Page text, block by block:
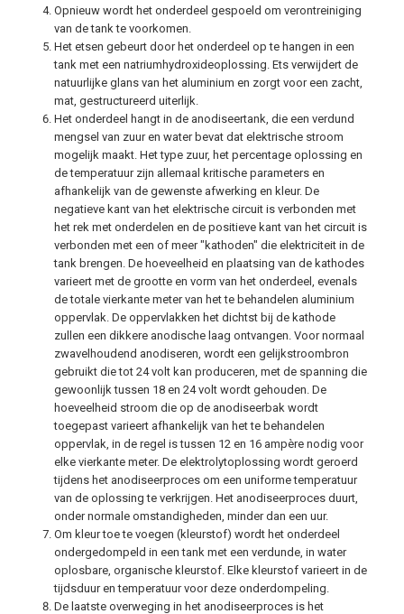
Opnieuw wordt het onderdeel gespoeld om verontreiniging
van de tank te voorkomen.
Het etsen gebeurt door het onderdeel op te hangen in een
tank met een natriumhydroxideoplossing. Ets verwijdert de
natuurlijke glans van het aluminium en zorgt voor een zacht,
mat, gestructureerd uiterlijk.
Het onderdeel hangt in de anodiseertank, die een verdund
mengsel van zuur en water bevat dat elektrische stroom
mogelijk maakt. Het type zuur, het percentage oplossing en
de temperatuur zijn allemaal kritische parameters en
afhankelijk van de gewenste afwerking en kleur. De
negatieve kant van het elektrische circuit is verbonden met
het rek met onderdelen en de positieve kant van het circuit is
verbonden met een of meer "kathoden" die elektriciteit in de
tank brengen. De hoeveelheid en plaatsing van de kathodes
varieert met de grootte en vorm van het onderdeel, evenals
de totale vierkante meter van het te behandelen aluminium
oppervlak. De oppervlakken het dichtst bij de kathode
zullen een dikkere anodische laag ontvangen. Voor normaal
zwavelhoudend anodiseren, wordt een gelijkstroombron
gebruikt die tot 24 volt kan produceren, met de spanning die
gewoonlijk tussen 18 en 24 volt wordt gehouden. De
hoeveelheid stroom die op de anodiseerbak wordt
toegepast varieert afhankelijk van het te behandelen
oppervlak, in de regel is tussen 12 en 16 ampère nodig voor
elke vierkante meter. De elektrolytoplossing wordt geroerd
tijdens het anodiseerproces om een uniforme temperatuur
van de oplossing te verkrijgen. Het anodiseerproces duurt,
onder normale omstandigheden, minder dan een uur.
Om kleur toe te voegen (kleurstof) wordt het onderdeel
ondergedompeld in een tank met een verdunde, in water
oplosbare, organische kleurstof. Elke kleurstof varieert in de
tijdsduur en temperatuur voor deze onderdompeling.
De laatste overweging in het anodiseerproces is het